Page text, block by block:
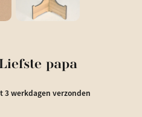
papa
3 werkdagen verzonden